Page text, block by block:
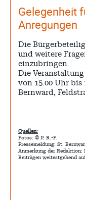
Gelegenheit
Anregungen
Die
und weitere
einzubringen.
Die
von 15.00 Uhr bis
Bernward,
Quellen:
Fotos: © P. R.-F.
Pressemeldung: St.
Anmerkung der Redaktion:
Beiträgen weitestgehend